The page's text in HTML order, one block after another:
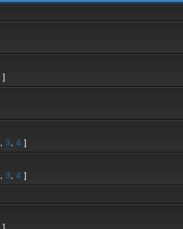
]
3 4 ]
3 4 ]
]